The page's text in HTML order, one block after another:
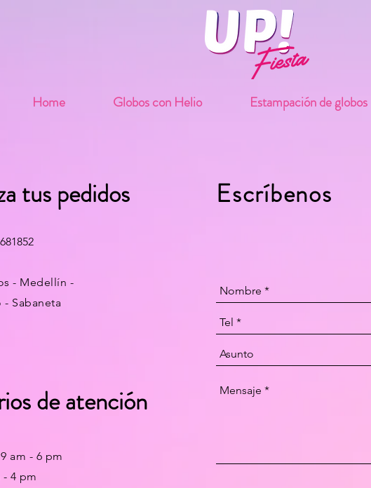
Home Globos con Helio Estampación de globos
tus pedidos
- Medellín -
- Sabaneta
de atención
am - 6 pm
- 4 pm
Escríbenos